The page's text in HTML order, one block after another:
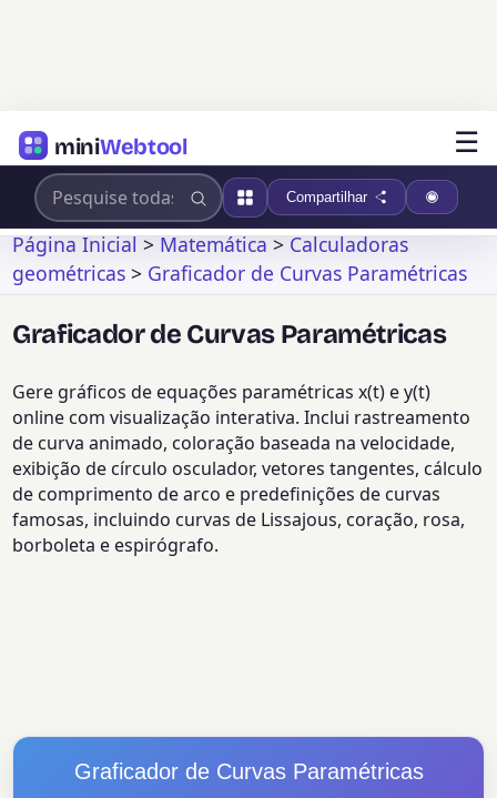
miniWebtool ☰
Compartilhar
Página Inicial>Matemática>Calculadoras
geométricas > Graficador de Curvas Paramétricas
Graficador de Curvas Paramétricas
Gere gráficos de equações paramétricas x(t) e y(t)
online com visualização interativa. Inclui rastreamento
de curva animado, coloração baseada na velocidade,
exibição de círculo osculador, vetores tangentes, cálculo
de comprimento de arco e predefinições de curvas
famosas, incluindo curvas de Lissajous, coração, rosa,
borboleta e espirógrafo.
Graficador de Curvas Paramétricas